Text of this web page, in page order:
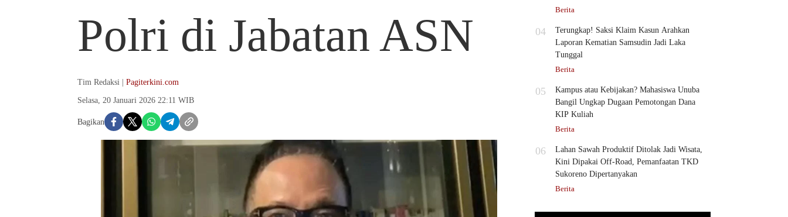
Polri di Jabatan ASN
Tim Redaksi | Pagiterkini.com
Selasa, 20 Januari 2026 22:11 WIB
Bagikan
Berita
04
Terungkap! Saksi Klaim Kasun Arahkan
Laporan Kematian Samsudin Jadi Laka
Tunggal
Berita
05
Kampus atau Kebijakan? Mahasiswa Unuba
Bangil Ungkap Dugaan Pemotongan Dana
KIP Kuliah
Berita
06
Lahan Sawah Produktif Ditolak Jadi Wisata,
Kini Dipakai Off-Road, Pemanfaatan TKD
Sukoreno Dipertanyakan
Berita